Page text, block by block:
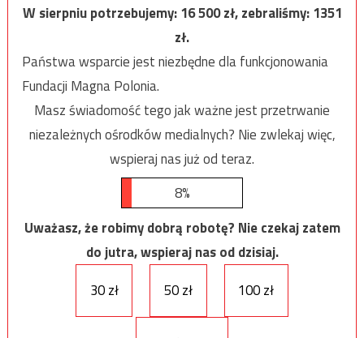
W sierpniu potrzebujemy:16 500zł, zebraliśmy:1351
zł.
Państwa wsparcie jest niezbędne dla funkcjonowania
Fundacji Magna Polonia.
Masz świadomość tego jak ważne jest przetrwanie
niezależnych ośrodków medialnych? Nie zwlekaj więc,
wspieraj nas już od teraz.
8%
Uważasz, że robimy dobrą robotę? Nie czekaj zatem
do jutra, wspieraj nas od dzisiaj.
30 zł
50 zł 100 zł